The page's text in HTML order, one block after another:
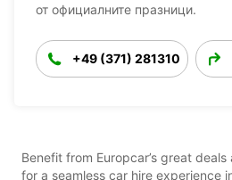
от официалните празници.
+49 (371) 281310
Benefit from Europcar’s great
for a seamless car hire experience